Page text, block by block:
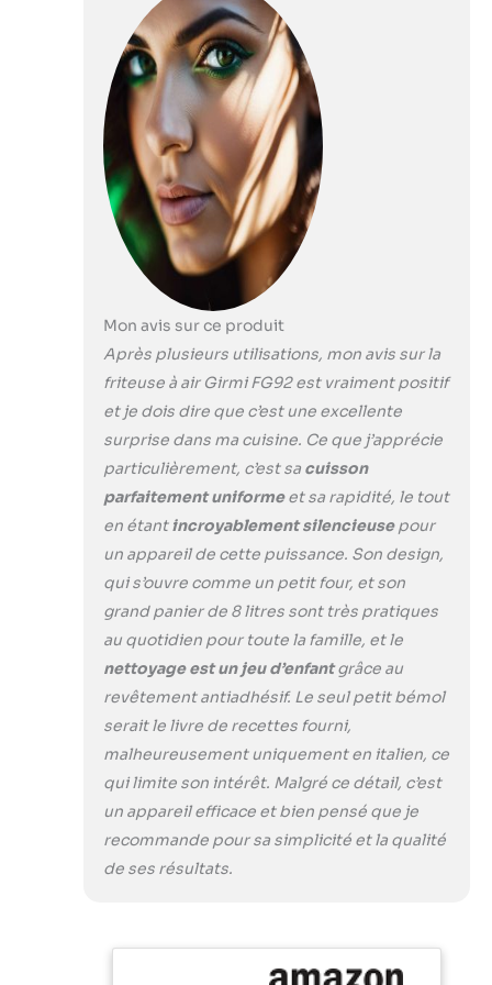
de recettes
inclus
litres : permet de
cuire jusqu’à
2000 g en une
seule fois – idéale
pour les familles
ou pour préparer
plusieurs portions
en un seul cycle.
Panier spacieux
avec poignée,
revêtement
antiadhésif: facile à
retirer même à
nettoyer. Sa large
surface permet de
disposer les
ingrédients sans
les superposer,
pour une cuisson
plus régulière.
Bouton de
l’ouverture
accidentelle :
empêche
l’extraction
involontaire du
panier pendant la
cuisson, pour plus
de sécurité.
Température
réglable de 80 °C à
200 °C avec
minuteur de 60
minutes : grande
flexibilité pour
croustillantes.
Mon avis sur ce produit
Après plusieurs utilisations, mon avis sur la
friteuse à air Girmi FG92 est vraiment positif
et je dois dire que c’est une excellente
surprise dans ma cuisine. Ce que j’apprécie
particulièrement, c’est sa cuisson
parfaitement uniformeet sa rapidité, le tout
en étantincroyablement silencieusepour
un appareil de cette puissance. Son design,
qui s’ouvre comme un petit four, et son
grand panier de 8 litres sont très pratiques
au quotidien pour toute la famille, et le
nettoyage est un jeu d’enfantgrâce au
revêtement antiadhésif. Le seul petit bémol
serait le livre de recettes fourni,
malheureusement uniquement en italien, ce
qui limite son intérêt. Malgré ce détail, c’est
un appareil efficace et bien pensé que je
recommande pour sa simplicité et la qualité
de ses résultats.